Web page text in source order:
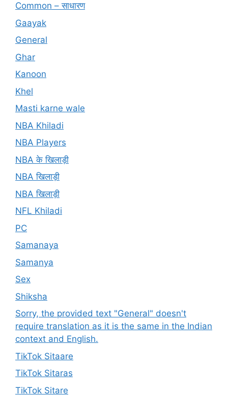
Common – साधारण
Gaayak
General
Ghar
Kanoon
Khel
Masti karne wale
NBA Khiladi
NBA Players
NBA के खिलाड़ी
NBA खिलाड़ी
NBA खिलाड़ी
NFL Khiladi
PC
Samanaya
Samanya
Sex
Shiksha
Sorry, the provided text "General" doesn't
require translation as it is the same in the Indian
context and English.
TikTok Sitaare
TikTok Sitaras
TikTok Sitare